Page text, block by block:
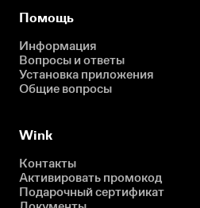
Помощь
Информация
Вопросы и ответы
Установка приложения
Общие вопросы
Wink
Контакты
Активировать промокод
Подарочный сертификат